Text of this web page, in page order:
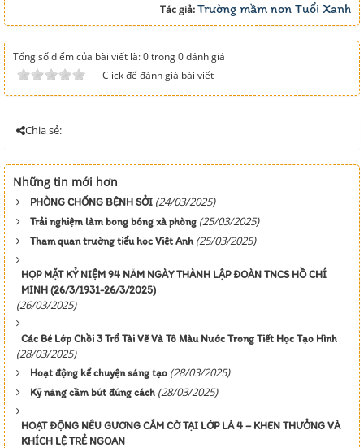
Tác giả:Trường mầm non Tuổi Xanh
Tổng số điểm của bài viết là: 0 trong 0 đánh giá
Click để đánh giá bài viết
Chia sẻ:
Những tin mới hơn
PHÒNG CHỐNG BỆNH SỞI (24/03/2025)
Trải nghiệm làm bong bóng xà phòng (25/03/2025)
Tham quan trường tiểu học Việt Anh (25/03/2025)
HỌP MẶT KỶ NIỆM 94 NĂM NGÀY THÀNH LẬP ĐOÀN TNCS HỒ CHÍ
MINH (26/3/1931-26/3/2025)
(26/03/2025)
Các Bé Lớp Chồi 3 Trổ Tài Vẽ Và Tô Màu Nước Trong Tiết Học Tạo Hình
(28/03/2025)
Hoạt động kể chuyện sáng tạo (28/03/2025)
Kỹ năng cầm bút đúng cách (28/03/2025)
HOẠT ĐỘNG NÊU GƯƠNG CẮM CỜ TẠI LỚP LÁ 4 – KHEN THƯỞNG VÀ
KHÍCH LỆ TRẺ NGOAN